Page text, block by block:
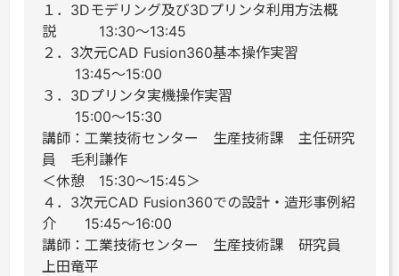
１．3Dモデリング及び3Dプリンタ利用方法概
説 13:30～13:45
２．3次元CAD Fusion360基本操作実習
13:45～15:00
３．3Dプリンタ実機操作実習
15:00～15:30
講師：工業技術センター 生産技術課 主任研究
員 毛利謙作
＜休憩 15:30～15:45＞
４．3次元CAD Fusion360での設計・造形事例紹
介 15:45～16:00
講師：工業技術センター 生産技術課 研究員
上田竜平